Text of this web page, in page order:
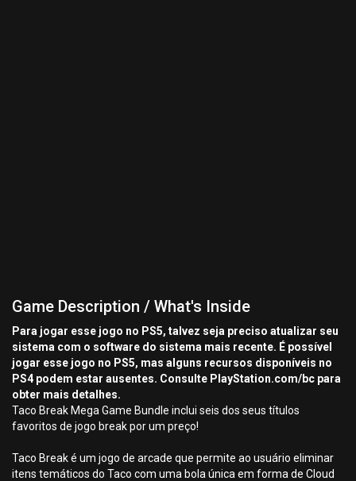
Game Description / What's Inside
Para jogar esse jogo no PS5, talvez seja preciso atualizar seu
sistema com o software do sistema mais recente. É possível
jogar esse jogo no PS5, mas alguns recursos disponíveis no
PS4 podem estar ausentes. Consulte PlayStation.com/bc para
obter mais detalhes.
Taco Break Mega Game Bundle inclui seis dos seus títulos
favoritos de jogo break por um preço!
Taco Break é um jogo de arcade que permite ao usuário eliminar
itens temáticos do Taco com uma bola única em forma de Cloud